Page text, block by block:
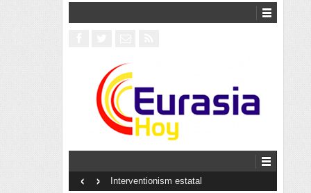
Interventionism estatal
‹ ›